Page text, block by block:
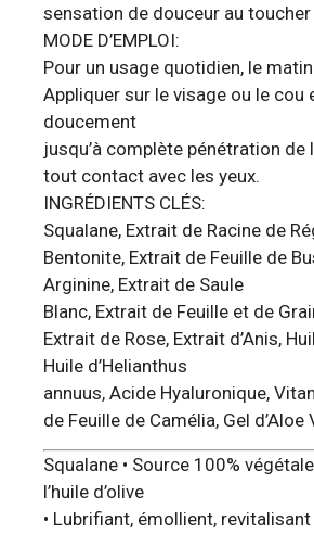
sensation de douceur au toucher
MODE D’EMPLOI:
Pour un usage quotidien, le
Appliquer sur le visage ou le cou
doucement
jusqu’à complète pénétration de
tout contact avec les yeux.
INGRÉDIENTS CLÉS:
Squalane, Extrait de Racine de
Bentonite, Extrait de Feuille de
Arginine, Extrait de Saule
Blanc, Extrait de Feuille et de
Extrait de Rose, Extrait d’Anis,
Huile d’Helianthus
annuus, Acide Hyaluronique,
de Feuille de Camélia, Gel d’Aloe
Squalane • Source 100%
l’huile d’olive
• Lubrifiant, émollient, revitalisant